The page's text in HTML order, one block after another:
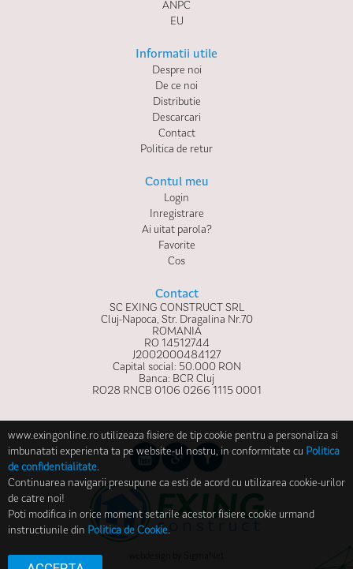
ANPC
EU
Informatii utile
Despre noi
De ce noi
Distributie
Descarcari
Contact
Politica de retur
Contul meu
Login
Inregistrare
Ai uitat parola?
Favorite
Cos
Contact
SC EXING CONSTRUCT SRL
Cluj-Napoca, Str. Dragalina Nr.70
ROMANIA
RO 14512744
J2002000484127
Capital social: 50.000 RON
Banca: BCR Cluj
RO28 RNCB 0106 0266 1115 0001
www.exingonline.ro utilizeaza fisiere de tip cookie pentru a personaliza si
imbunatati experienta ta pe website-ul nostru, in conformitate cu Politica
de confidentialitate.
Continuarea navigarii presupune ca esti de acord cu utilizarea cookie-urilor
de catre noi!
Poti modifica in orice moment setarile acestor fisiere cookie urmand
instructiunile din Politica de Cookie.